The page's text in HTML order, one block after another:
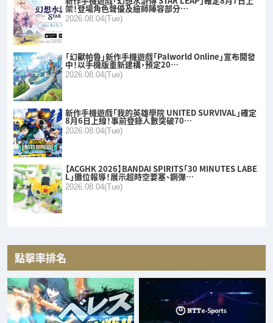
架！登場角色聲優及繪師陣容部分…
2026.08.04(Tue)
「幻獸帕魯」新作手機遊戲「Palworld Online」宣布開發
中！以手機版重新建構，預定20…
2026.08.04(Tue)
新作手機遊戲「我的英雄學院 UNITED SURVIVAL」確定
8月6日上線！事前登錄人數突破70…
2026.08.04(Tue)
【ACGHK 2026】BANDAI SPIRITS「30 MINUTES LABE
L」攤位報導！展示超時空要塞、鋼彈…
2026.08.04(Tue)
點擊率排名